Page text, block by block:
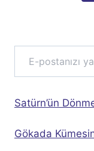
E-postanızı yazın…
Satürn’ün
Gökada